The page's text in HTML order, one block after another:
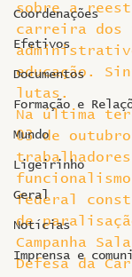
Coordenações
Efetivos
Documentos
Formação e
Mundo
Ligeirinho
Geral
Notícias
Imprensa e
sobre a
carreira dos
educação.
lutas.
Na última
03 de
federal
de
Campanha
Defesa da